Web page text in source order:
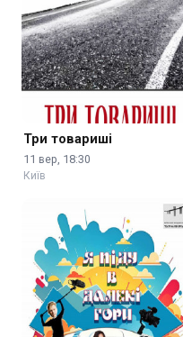
Три товариші
11 вер, 18:30
Київ